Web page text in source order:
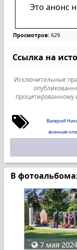
Это анонс
Просмотров: 629
Ссылка на
Исключительные
процитированному
Валерий
военная
В
7 мая